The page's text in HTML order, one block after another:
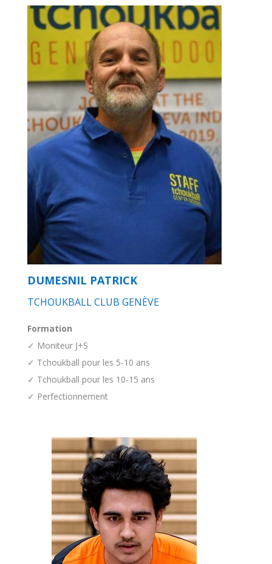
DUMESNIL PATRICK
TCHOUKBALL CLUB GENÈVE
Formation
✓ Moniteur J+S
✓ Tchoukball pour les 5-10 ans
✓ Tchoukball pour les 10-15 ans
✓ Perfectionnement